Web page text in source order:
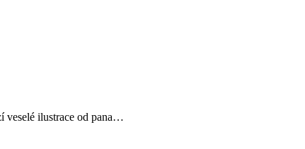
veselé ilustrace od pana…